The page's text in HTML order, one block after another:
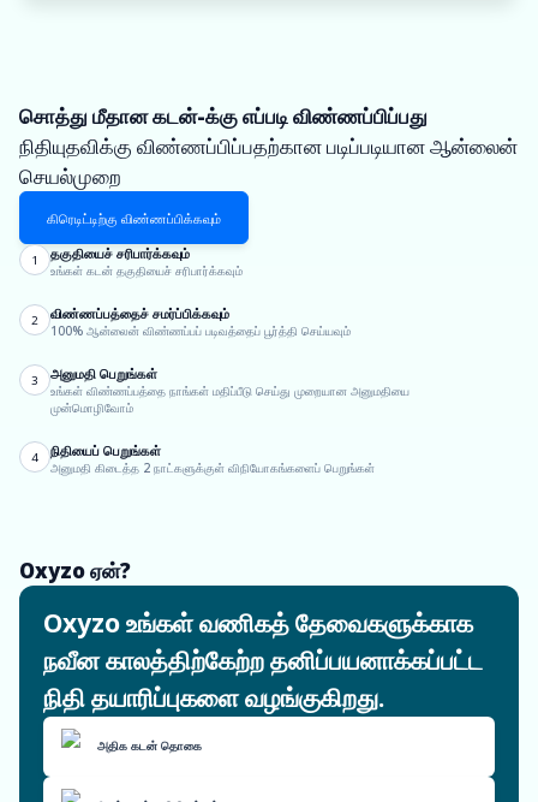
சொத்து மீதான கடன்-க்கு எப்படி விண்ணப்பிப்பது
நிதியுதவிக்கு விண்ணப்பிப்பதற்கான படிப்படியான ஆன்லைன்
செயல்முறை
கிரெடிட்டிற்கு விண்ணப்பிக்கவும்
1 தகுதியைச் சரிபார்க்கவும்
உங்கள் கடன் தகுதியைச் சரிபார்க்கவும்
2 விண்ணப்பத்தைச் சமர்ப்பிக்கவும்
100% ஆன்லைன் விண்ணப்பப் படிவத்தைப் பூர்த்தி செய்யவும்
3 அனுமதி பெறுங்கள்
உங்கள் விண்ணப்பத்தை நாங்கள் மதிப்பீடு செய்து முறையான அனுமதியை
முன்மொழிவோம்
4 நிதியைப் பெறுங்கள்
அனுமதி கிடைத்த 2 நாட்களுக்குள் விநியோகங்களைப் பெறுங்கள்
Oxyzo ஏன்?
Oxyzo உங்கள் வணிகத் தேவைகளுக்காக
நவீன காலத்திற்கேற்ற தனிப்பயனாக்கப்பட்ட
நிதி தயாரிப்புகளை வழங்குகிறது.
அதிக கடன் தொகை